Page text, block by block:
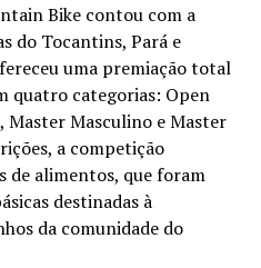
Bike contou com a
do Tocantins, Pará e
uma premiação total
quatro categorias: Open
Master Masculino e Master
a competição
de alimentos, que foram
destinadas à
da comunidade do